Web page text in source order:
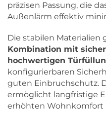
präzisen Passung, die
Außenlärm effektiv
Die stabilen Materialien
Kombination mit
hochwertigen
konfigurierbaren
guten Einbruchschutz.
ermöglicht langfristige
erhöhten Wohnkomfort